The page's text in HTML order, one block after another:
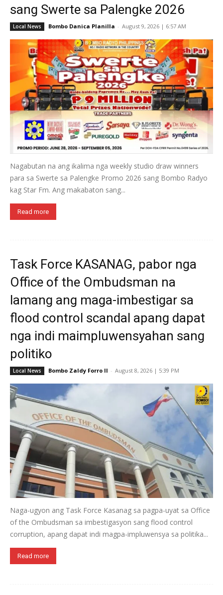
sang Swerte sa Palengke 2026
Local News Bombo Danica Planilla - August 9, 2026 | 6:57 AM
Nagabutan na ang ikalima nga weekly studio draw winners
para sa Swerte sa Palengke Promo 2026 sang Bombo Radyo
kag Star Fm. Ang makabaton sang...
Read more
Task Force KASANAG, pabor nga
Office of the Ombudsman na
lamang ang maga-imbestigar sa
flood control scandal apang dapat
nga indi maimpluwensyahan sang
politiko
Local News Bombo Zaldy Forro II - August 8, 2026 | 5:39 PM
Naga-ugyon ang Task Force Kasanag sa pagpa-uyat sa Office
of the Ombudsman sa imbestigasyon sang flood control
corruption, apang dapat indi magpa-impluwensya sa politika...
Read more